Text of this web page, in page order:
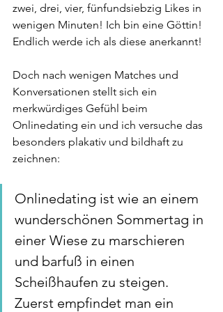
zwei, drei, vier, fünfundsiebzig Likes in
wenigen Minuten! Ich bin eine Göttin!
Endlich werde ich als diese anerkannt!
Doch nach wenigen Matches und
Konversationen stellt sich ein
merkwürdiges Gefühl beim
Onlinedating ein und ich versuche das
besonders plakativ und bildhaft zu
zeichnen:
Onlinedating ist wie an einem
wunderschönen Sommertag in
einer Wiese zu marschieren
und barfuß in einen
Scheißhaufen zu steigen.
Zuerst empfindet man ein